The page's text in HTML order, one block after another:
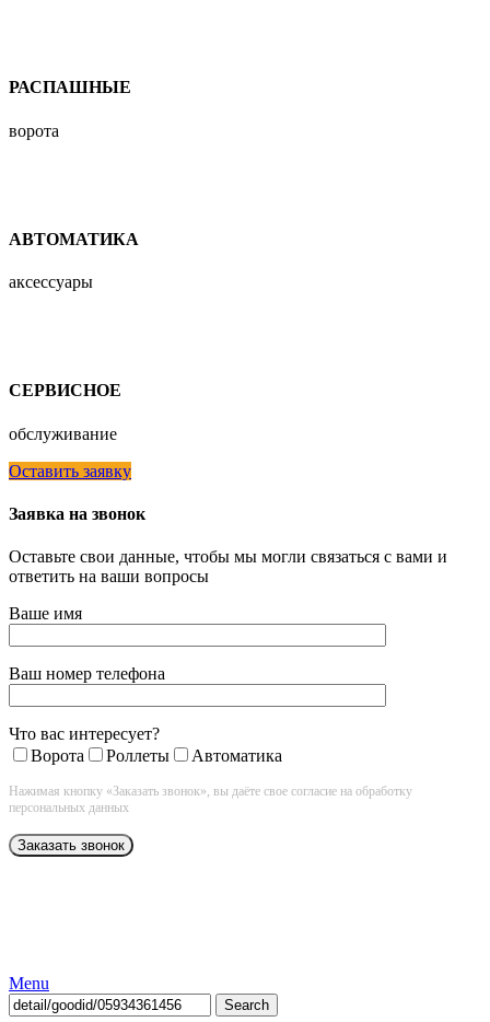
РАСПАШНЫЕ
ворота
АВТОМАТИКА
аксессуары
СЕРВИСНОЕ
обслуживание
Оставить заявку
Заявка на звонок
Оставьте свои данные, чтобы мы могли связаться с вами и
ответить на ваши вопросы
Ваше имя
Ваш номер телефона
Что вас интересует?
Ворота
Роллеты Автоматика
Нажимая кнопку «Заказать звонок», вы даёте свое согласие на обработку
персональных данных
Menu
Search